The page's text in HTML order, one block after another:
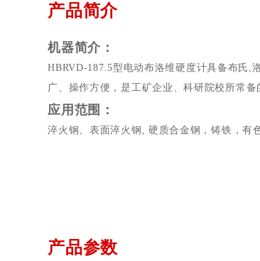
产品简介
机器简介：
HBRVD-187.5型电动布洛维硬度计具备布氏 ,
广、操作方便，是工矿企业、科研院校所常备
应用范围：
淬火钢、表面淬火钢 , 硬质合金钢，铸铁，有
产品参数